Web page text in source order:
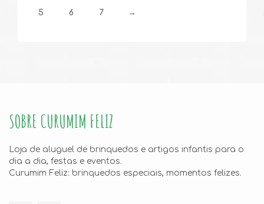
5 6 7 →
SOBRE CURUMIM FELIZ
Loja de aluguel de brinquedos e artigos infantis para o
dia a dia, festas e eventos.
Curumim Feliz: brinquedos especiais, momentos felizes.